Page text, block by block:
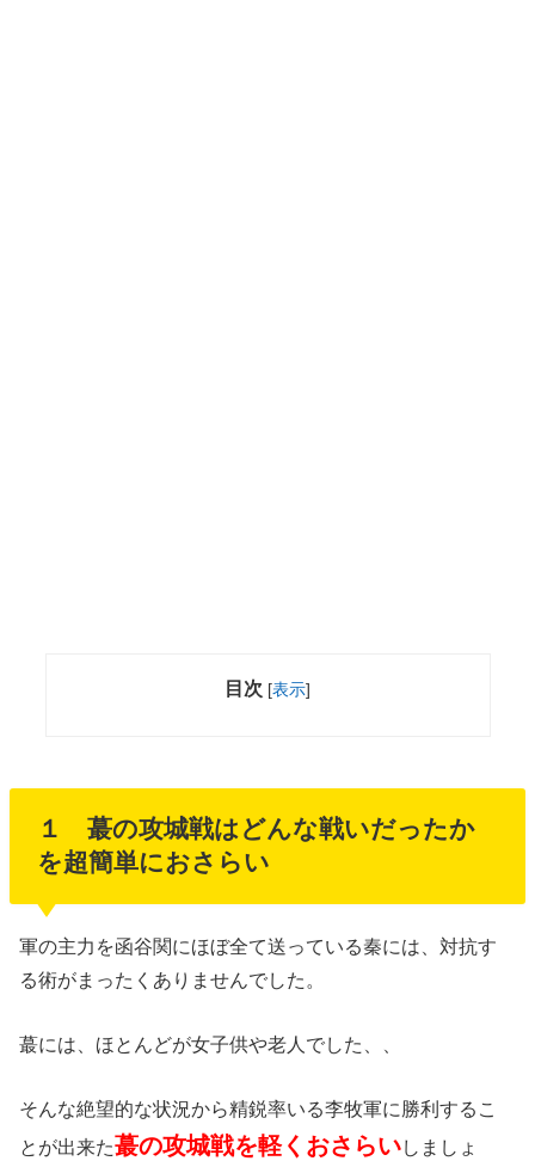
目次 [表示]
１ 蕞の攻城戦はどんな戦いだったか
を超簡単におさらい
軍の主力を函谷関にほぼ全て送っている秦には、対抗す
る術がまったくありませんでした。
蕞には、ほとんどが女子供や老人でした、、
そんな絶望的な状況から精鋭率いる李牧軍に勝利するこ
とが出来た蕞の攻城戦を軽くおさらいしましょ